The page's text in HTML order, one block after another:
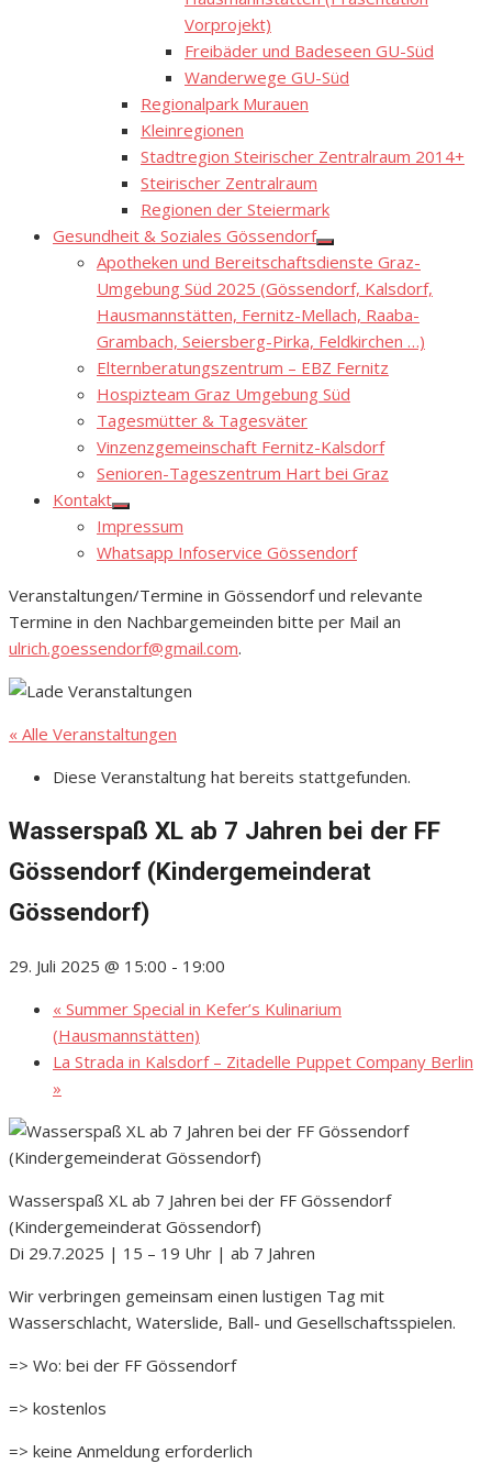
Vorprojekt)
Freibäder und Badeseen GU-Süd
Wanderwege GU-Süd
Regionalpark Murauen
Kleinregionen
Stadtregion Steirischer Zentralraum 2014+
Steirischer Zentralraum
Regionen der Steiermark
Gesundheit & Soziales Gössendorf
Show
sub
menu
Apotheken und Bereitschaftsdienste Graz-
Umgebung Süd 2025 (Gössendorf, Kalsdorf,
Hausmannstätten, Fernitz-Mellach, Raaba-
Grambach, Seiersberg-Pirka, Feldkirchen …)
Elternberatungszentrum – EBZ Fernitz
Hospizteam Graz Umgebung Süd
Tagesmütter & Tagesväter
Vinzenzgemeinschaft Fernitz-Kalsdorf
Senioren-Tageszentrum Hart bei Graz
Kontakt
Show
sub
menu
Impressum
Whatsapp Infoservice Gössendorf
Veranstaltungen/Termine in Gössendorf und relevante
Termine in den Nachbargemeinden bitte per Mail an
ulrich.goessendorf@gmail.com.
« Alle Veranstaltungen
Diese Veranstaltung hat bereits stattgefunden.
Wasserspaß XL ab 7 Jahren bei der FF
Gössendorf (Kindergemeinderat
Gössendorf)
29. Juli 2025 @ 15:00 - 19:00
« Summer Special in Kefer’s Kulinarium
(Hausmannstätten)
La Strada in Kalsdorf – Zitadelle Puppet Company Berlin
»
Wasserspaß XL ab 7 Jahren bei der FF Gössendorf
(Kindergemeinderat Gössendorf)
Di 29.7.2025 | 15 – 19 Uhr | ab 7 Jahren
Wir verbringen gemeinsam einen lustigen Tag mit
Wasserschlacht, Waterslide, Ball- und Gesellschaftsspielen.
=> Wo: bei der FF Gössendorf
=> kostenlos
=> keine Anmeldung erforderlich